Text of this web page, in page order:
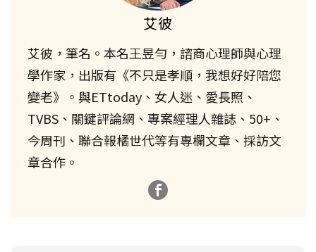
艾彼
艾彼，筆名。本名王昱勻，諮商心理師與心理
學作家，出版有《不只是孝順，我想好好陪您
變老》。與ETtoday、女人迷、愛長照、
TVBS、關鍵評論網、專案經理人雜誌、50+、
今周刊、聯合報橘世代等有專欄文章、採訪文
章合作。